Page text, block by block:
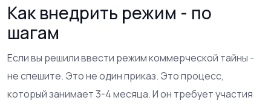
Как внедрить режим - по
шагам
Если вы решили ввести режим коммерческой тайны -
не спешите. Это не один приказ. Это процесс,
который занимает 3-4 месяца. И он требует участия